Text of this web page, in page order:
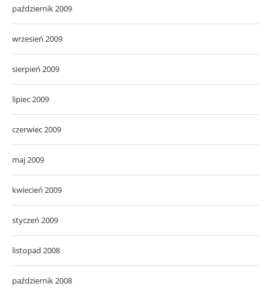
październik 2009
wrzesień 2009
sierpień 2009
lipiec 2009
czerwiec 2009
maj 2009
kwiecień 2009
styczeń 2009
listopad 2008
październik 2008